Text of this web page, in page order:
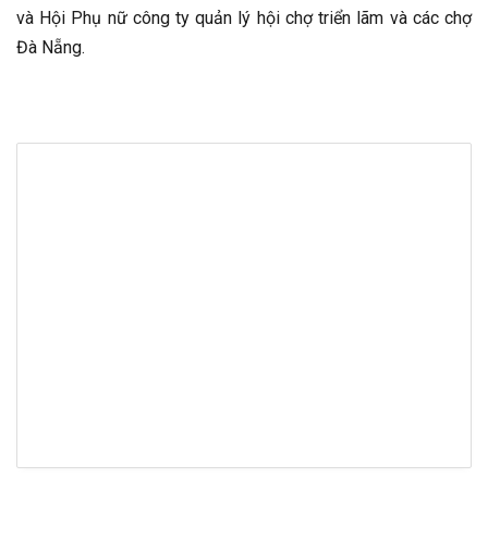
và Hội Phụ nữ công ty quản lý hội chợ triển lãm và các chợ
Đà Nẵng.